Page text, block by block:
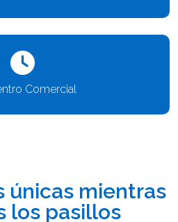
Comercial
únicas mientras
los pasillos